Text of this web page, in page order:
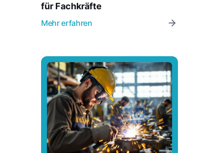
für Fachkräfte
Mehr erfahren